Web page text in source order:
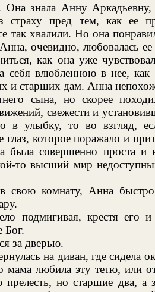
Она знала Анну
страху пред тем, как ее
так хвалили. Но она
очевидно, любовалась
как она уже
себя влюбленною в нее, как
и старших дам. Анна
сына, но скорее
свежести и
в улыбку, то во взгляд,
глаз, которое поражало и
была совершенно проста и
то высший мир
свою комнату, Анна быстро
подмигивая, крестя его и
Бог.
за дверью.
на диван, где сидела
мама любила эту тетю, или
но старшие два, а